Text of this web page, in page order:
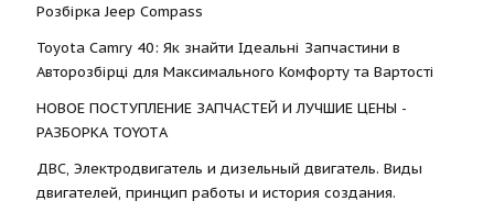
Розбірка Jeep Compass
Toyota Camry 40: Як знайти Ідеальні Запчастини в
Авторозбірці для Максимального Комфорту та Вартості
НОВОЕ ПОСТУПЛЕНИЕ ЗАПЧАСТЕЙ И ЛУЧШИЕ ЦЕНЫ -
РАЗБОРКА TOYOTА
ДВС, Электродвигатель и дизельный двигатель. Виды
двигателей, принцип работы и история создания.